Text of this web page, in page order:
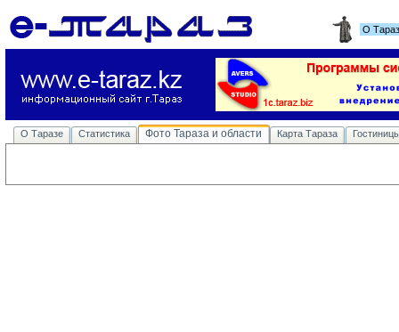
О
О Таразе Статистика Фото Тараза и области Карта Тараза